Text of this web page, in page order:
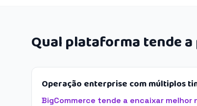
Qual plataforma tende
Operação enterprise com múltiplos
BigCommerce tende a encaixar melhor